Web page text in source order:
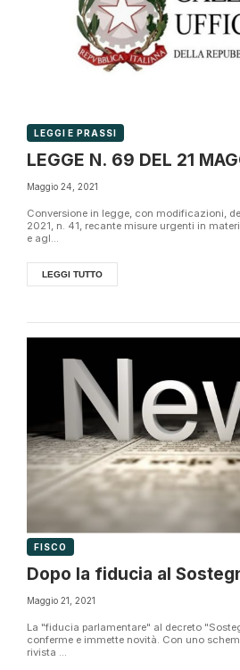
LEGGI E PRASSI
LEGGE N. 69 DEL 21
Maggio 24, 2021
Conversione in legge, con modificazioni,
2021, n. 41, recante misure urgenti in
e agl...
LEGGI TUTTO
FISCO
Dopo la fiducia al
Maggio 21, 2021
La "fiducia parlamentare" al decreto
conferme e immette novità. Con uno
rivista ...